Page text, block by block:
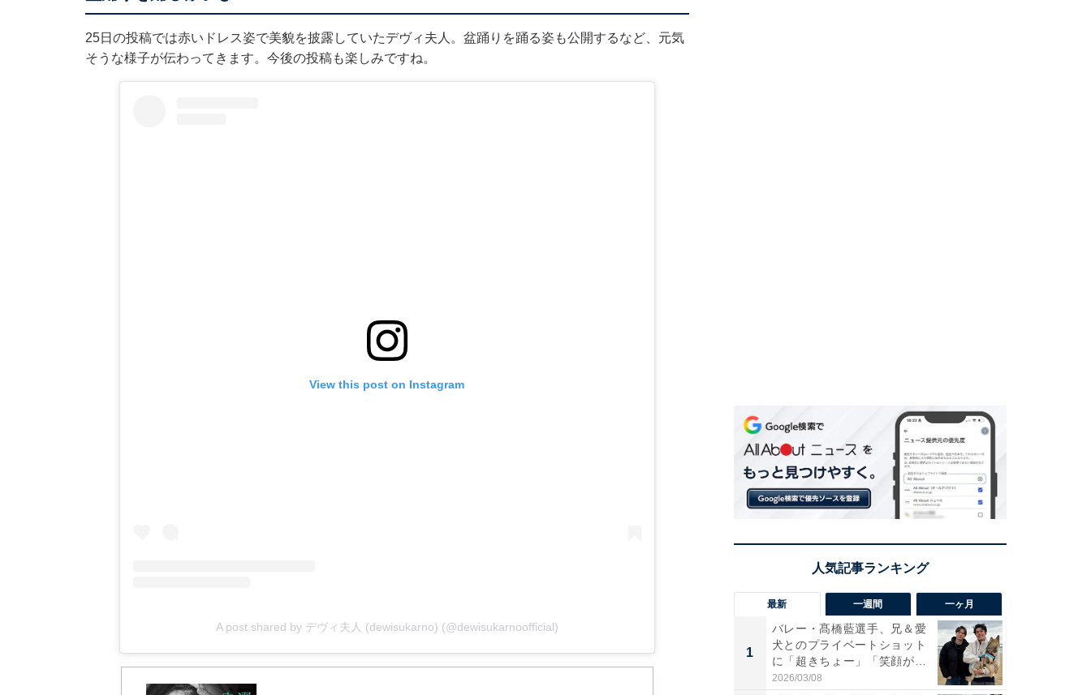
25日の投稿では赤いドレス姿で美貌を披露していたデヴィ夫人。盆踊りを踊る姿も公開するなど、元気
そうな様子が伝わってきます。今後の投稿も楽しみですね。
View this post on Instagram
A post shared by デヴィ夫人 (dewisukarno) (@dewisukarnoofficial)
最新 一週間 一ヶ月
1
バレー・髙橋藍選手、兄＆愛
犬とのプライベートショット
に「超きちょー」「笑顔が見
れ...
2026/03/08